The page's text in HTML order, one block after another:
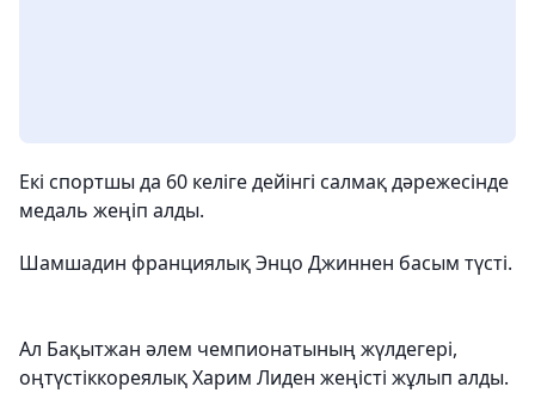
Екі спортшы да 60 келіге дейінгі салмақ дәрежесінде
медаль жеңіп алды.
Шамшадин франциялық Энцо Джиннен басым түсті.
Ал Бақытжан әлем чемпионатының жүлдегері,
оңтүстіккореялық Харим Лиден жеңісті жұлып алды.